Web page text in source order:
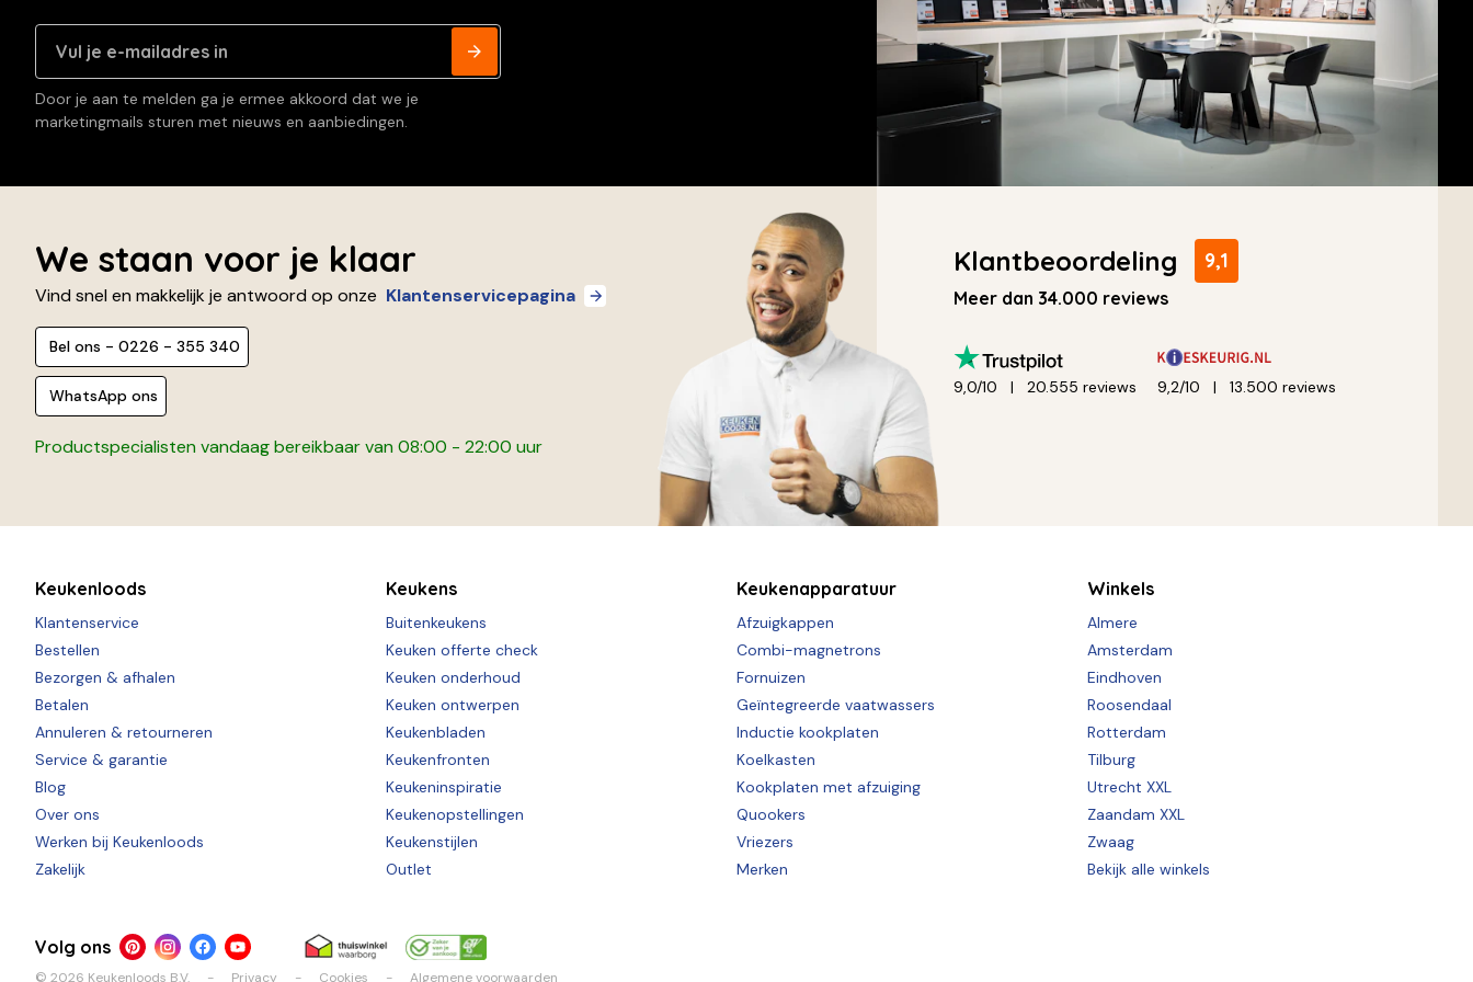
Door je aan te melden ga je ermee akkoord dat we je
marketingmails sturen met nieuws en aanbiedingen.
We staan voor je klaar
Vind snel en makkelijk je antwoord op onze Klantenservicepagina
Bel ons - 0226 - 355 340
WhatsApp ons
Productspecialisten vandaag bereikbaar van 08:00 - 22:00 uur
Klantbeoordeling 9,1
Meer dan 34.000 reviews
9,0/10 20.555 reviews 9,2/10 13.500 reviews
Keukenloods
Klantenservice
Bestellen
Bezorgen & afhalen
Betalen
Annuleren & retourneren
Service & garantie
Blog
Over ons
Werken bij Keukenloods
Zakelijk
Keukens
Buitenkeukens
Keuken offerte check
Keuken onderhoud
Keuken ontwerpen
Keukenbladen
Keukenfronten
Keukeninspiratie
Keukenopstellingen
Keukenstijlen
Outlet
Keukenapparatuur
Afzuigkappen
Combi-magnetrons
Fornuizen
Geïntegreerde vaatwassers
Inductie kookplaten
Koelkasten
Kookplaten met afzuiging
Quookers
Vriezers
Merken
Winkels
Almere
Amsterdam
Eindhoven
Roosendaal
Rotterdam
Tilburg
Utrecht XXL
Zaandam XXL
Zwaag
Bekijk alle winkels
Volg ons
© 2026 Keukenloods B.V. Privacy Cookies Algemene voorwaarden